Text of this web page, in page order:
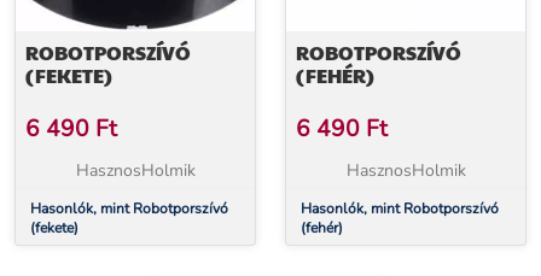
ROBOTPORSZÍVÓ
(FEKETE)
6 490 Ft
HasznosHolmik
Hasonlók, mint Robotporszívó
(fekete)
ROBOTPORSZÍVÓ
(FEHÉR)
6 490 Ft
HasznosHolmik
Hasonlók, mint Robotporszívó
(fehér)